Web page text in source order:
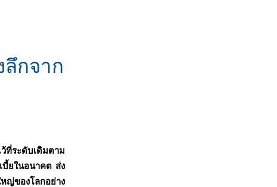
ลึกจาก
ที่ระดับเดิมตาม
ยในอนาคต ส่ง
ญ่ของโลกอย่าง